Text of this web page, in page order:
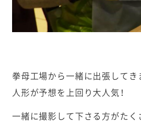
拳母工場から一緒に出張してき
人形が予想を上回り大人気！
一緒に撮影して下さる方がたく